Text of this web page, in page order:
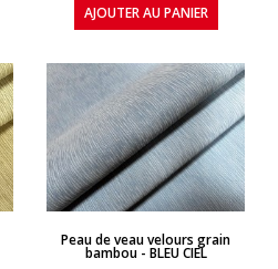
AJOUTER AU PANIER
APERÇU RAPIDE
Peau de veau velours grain
bambou - BLEU CIEL